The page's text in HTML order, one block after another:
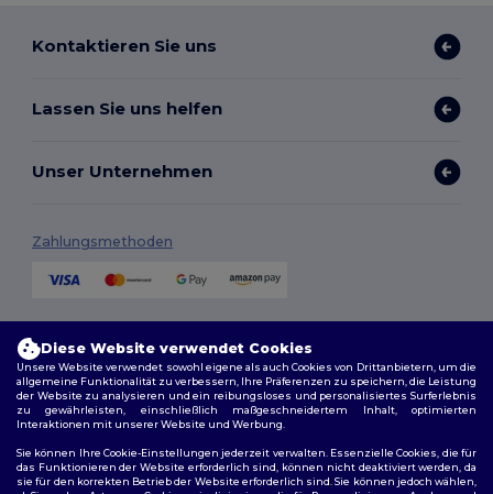
Kontaktieren Sie uns
Lassen Sie uns helfen
Unser Unternehmen
Zahlungsmethoden
Diese Website verwendet Cookies
Unsere Website verwendet sowohl eigene als auch Cookies von Drittanbietern, um die
allgemeine Funktionalität zu verbessern, Ihre Präferenzen zu speichern, die Leistung
der Website zu analysieren und ein reibungsloses und personalisiertes Surferlebnis
zu gewährleisten, einschließlich maßgeschneidertem Inhalt, optimierten
Interaktionen mit unserer Website und Werbung.
Sie können Ihre Cookie-Einstellungen jederzeit verwalten. Essenzielle Cookies, die für
das Funktionieren der Website erforderlich sind, können nicht deaktiviert werden, da
sie für den korrekten Betrieb der Website erforderlich sind. Sie können jedoch wählen,